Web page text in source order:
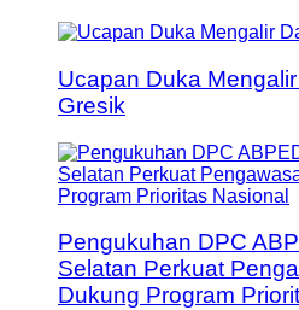
Ucapan Duka
Gresik
Pengukuhan DPC
Selatan Perkuat
Dukung Program